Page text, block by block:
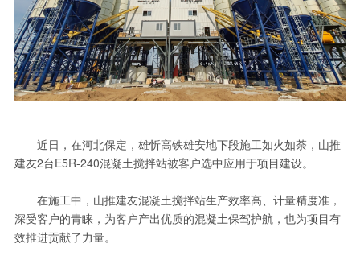
近日，在河北保定，雄忻高铁雄安地下段施工如火如荼，山推
建友2台E5R-240混凝土搅拌站被客户选中应用于项目建设。
在施工中，山推建友混凝土搅拌站生产效率高、计量精度准，
深受客户的青睐，为客户产出优质的混凝土保驾护航，也为项目有
效推进贡献了力量。